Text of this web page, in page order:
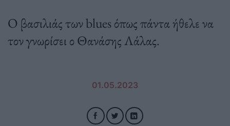
Ο βασιλιάς των blues όπως πάντα ήθελε να
τον γνωρίσει ο Θανάσης Λάλας.
01.05.2023